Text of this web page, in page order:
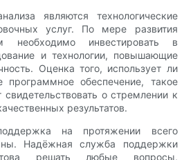
являются технологические
услуг. По мере развития
необходимо инвестировать в
и технологии, повышающие
Оценка того, использует ли
программное обеспечение, такое
о стремлении к
результатов.
на протяжении всего
Надёжная служба поддержки
решать любые вопросы,